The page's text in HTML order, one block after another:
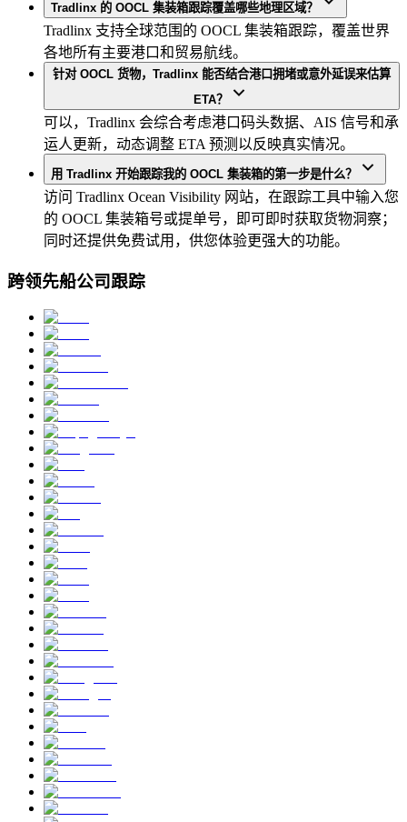
Tradlinx 的 OOCL 集装箱跟踪覆盖哪些地理区域？
Tradlinx 支持全球范围的 OOCL 集装箱跟踪，覆盖世界
各地所有主要港口和贸易航线。
针对 OOCL 货物，Tradlinx 能否结合港口拥堵或意外延误来估算
ETA？
可以，Tradlinx 会综合考虑港口码头数据、AIS 信号和承
运人更新，动态调整 ETA 预测以反映真实情况。
用 Tradlinx 开始跟踪我的 OOCL 集装箱的第一步是什么？
访问 Tradlinx Ocean Visibility 网站，在跟踪工具中输入您
的 OOCL 集装箱号或提单号，即可即时获取货物洞察；
同时还提供免费试用，供您体验更强大的功能。
跨领先船公司跟踪